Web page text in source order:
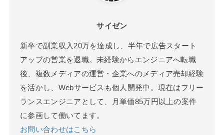
サイゼン
新卒で副業収入20万を達成し、半年で広告スタート
アップの営業を退職。未経験からエンジニアへ転職
後、複数メディアの運営・企業へのメディア売却経験
を活かし、Webサービスも個人開発中。現在はフリー
ランスエンジニアとして、月単価85万円以上の案件
に参画して働いてます。
お問い合わせはこちら